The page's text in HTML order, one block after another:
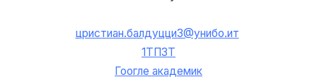
цристиан.балдуцци3@унибо.ит
1ТП3Т
Гоогле академик